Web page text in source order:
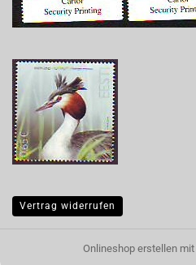
Vertrag widerrufen
Onlineshop erstellenmit